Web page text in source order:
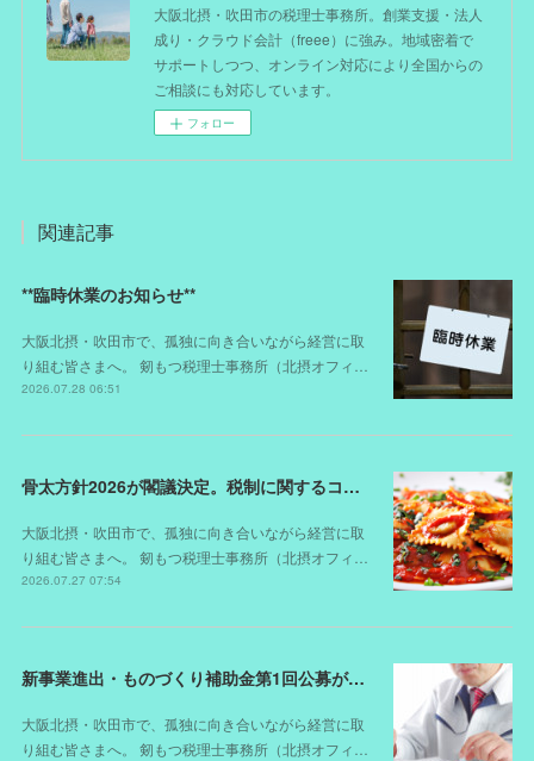
大阪北摂・吹田市の税理士事務所。創業支援・法人
成り・クラウド会計（freee）に強み。地域密着で
サポートしつつ、オンライン対応により全国からの
ご相談にも対応しています。
フォロー
関連記事
**臨時休業のお知らせ**
大阪北摂・吹田市で、孤独に向き合いながら経営に取
り組む皆さまへ。 剱もつ税理士事務所（北摂オフィ…
2026.07.28 06:51
骨太方針2026が閣議決定。税制に関するコメントは？
大阪北摂・吹田市で、孤独に向き合いながら経営に取
り組む皆さまへ。 剱もつ税理士事務所（北摂オフィ…
2026.07.27 07:54
新事業進出・ものづくり補助金第1回公募が開始されました（スケジュールが変更されました）
大阪北摂・吹田市で、孤独に向き合いながら経営に取
り組む皆さまへ。 剱もつ税理士事務所（北摂オフィ…